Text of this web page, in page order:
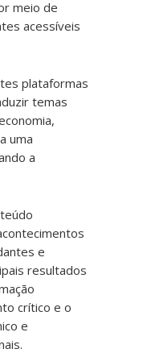
meio de
acessíveis
plataformas
temas
uma
a
e
resultados
crítico e o
e